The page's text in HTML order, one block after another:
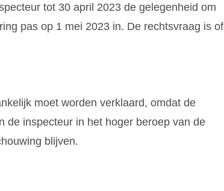
tot 30 april 2023 de gelegenheid om
pas op 1 mei 2023 in. De rechtsvraag is of
moet worden verklaard, omdat de
de inspecteur in het hoger beroep van de
blijven.